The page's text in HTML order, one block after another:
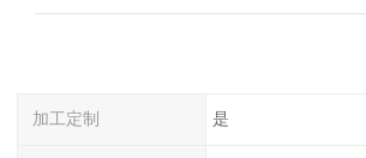
加工定制 是